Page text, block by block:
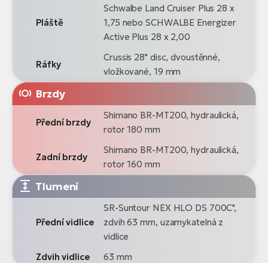
Pláště
Schwalbe Land Cruiser Plus 28 x
1,75 nebo SCHWALBE Energizer
Active Plus 28 x 2,00
Ráfky
Crussis 28" disc, dvoustěnné,
vložkované, 19 mm
Brzdy
Přední brzdy
Shimano BR-MT200, hydraulická,
rotor 180 mm
Zadní brzdy
Shimano BR-MT200, hydraulická,
rotor 160 mm
Tlumení
Přední vidlice
SR-Suntour NEX HLO DS 700C",
zdvih 63 mm, uzamykatelná z
vidlice
Zdvih vidlice
63 mm